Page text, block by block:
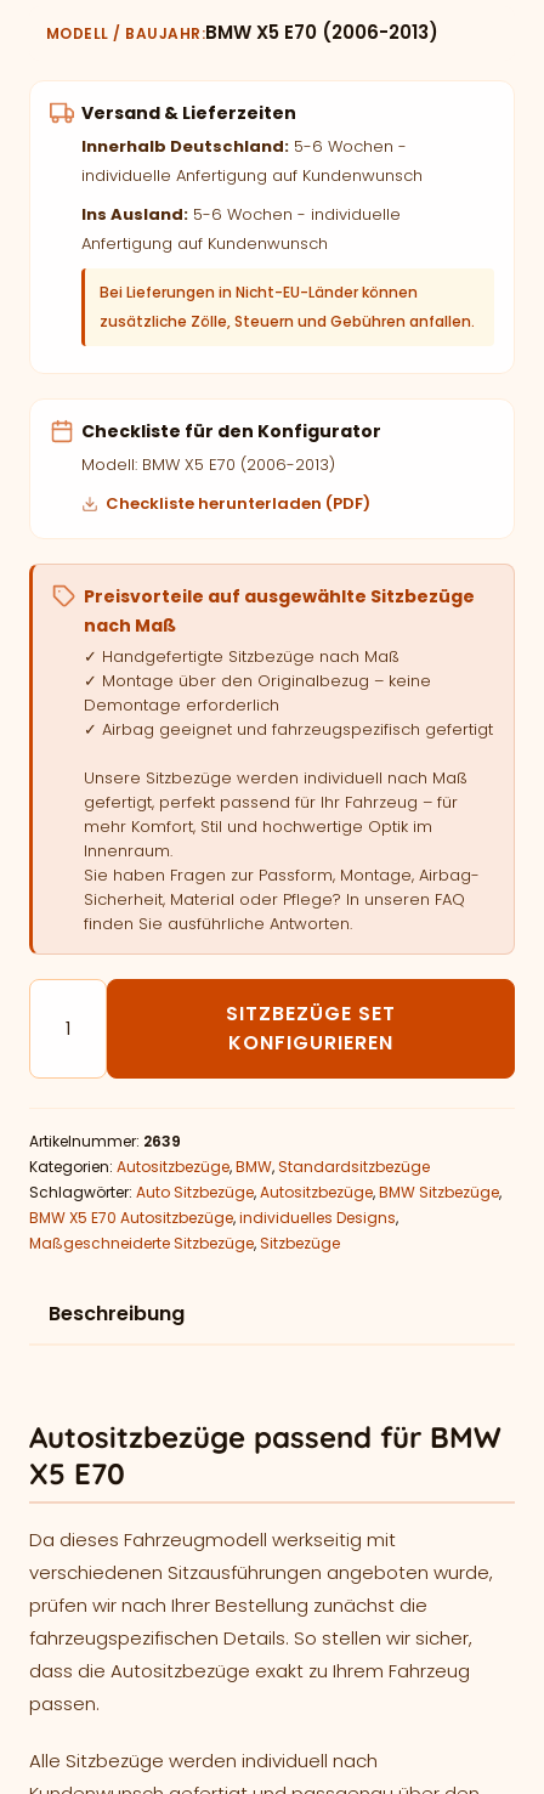
MODELL / BAUJAHR BMW X5 E70 (2006-2013)
Versand & Lieferzeiten
Innerhalb Deutschland: 5-6 Wochen -
individuelle Anfertigung auf Kundenwunsch
Ins Ausland: 5-6 Wochen - individuelle
Anfertigung auf Kundenwunsch
Bei Lieferungen in Nicht-EU-Länder können
zusätzliche Zölle, Steuern und Gebühren anfallen.
Checkliste für den Konfigurator
Modell: BMW X5 E70 (2006-2013)
Checkliste herunterladen (PDF)
Preisvorteile auf ausgewählte Sitzbezüge
nach Maß
✓ Handgefertigte Sitzbezüge nach Maß
✓ Montage über den Originalbezug – keine
Demontage erforderlich
✓ Airbag geeignet und fahrzeugspezifisch gefertigt
Unsere Sitzbezüge werden individuell nach Maß
gefertigt, perfekt passend für Ihr Fahrzeug – für
mehr Komfort, Stil und hochwertige Optik im
Innenraum.
Sie haben Fragen zur Passform, Montage, Airbag-
Sicherheit, Material oder Pflege? In unseren FAQ
finden Sie ausführliche Antworten.
Autositzbezüge passend für BMW X5 E70 Menge
SITZBEZÜGE SET
KONFIGURIEREN
Artikelnummer: 2639
Kategorien: Autositzbezüge,BMW,Standardsitzbezüge
Schlagwörter: Auto Sitzbezüge,Autositzbezüge,BMW Sitzbezüge,
BMW X5 E70 Autositzbezüge,individuelles Designs,
Maßgeschneiderte Sitzbezüge,Sitzbezüge
Beschreibung
Autositzbezüge passend für BMW
X5 E70
Da dieses Fahrzeugmodell werkseitig mit
verschiedenen Sitzausführungen angeboten wurde,
prüfen wir nach Ihrer Bestellung zunächst die
fahrzeugspezifischen Details. So stellen wir sicher,
dass die Autositzbezüge exakt zu Ihrem Fahrzeug
passen.
Alle Sitzbezüge werden individuell nach